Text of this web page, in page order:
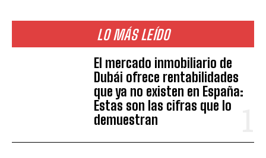
LO MÁS LEÍDO
El mercado inmobiliario de
Dubái ofrece rentabilidades
que ya no existen en España:
Estas son las cifras que lo
demuestran